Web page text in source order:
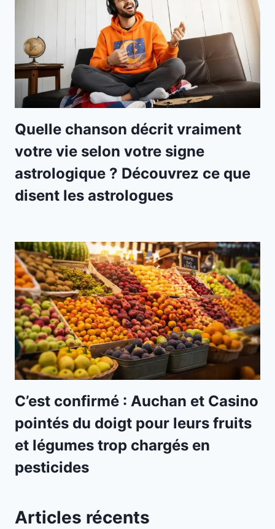
Quelle chanson décrit vraiment
votre vie selon votre signe
astrologique ? Découvrez ce que
disent les astrologues
C’est confirmé : Auchan et Casino
pointés du doigt pour leurs fruits
et légumes trop chargés en
pesticides
Articles récents